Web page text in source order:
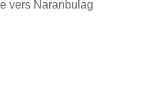
vers Naranbulag